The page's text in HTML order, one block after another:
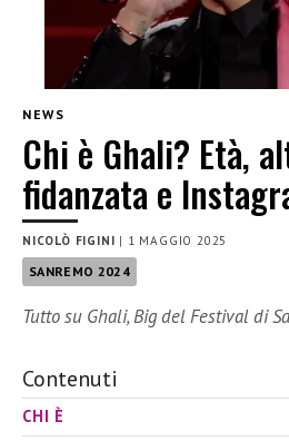
NEWS
Chi è Ghali? Età,
fidanzata e
NICOLÒ FIGINI | 1 MAGGIO 2025
SANREMO 2024
Tutto su Ghali, Big del Festival di
Contenuti
CHI È